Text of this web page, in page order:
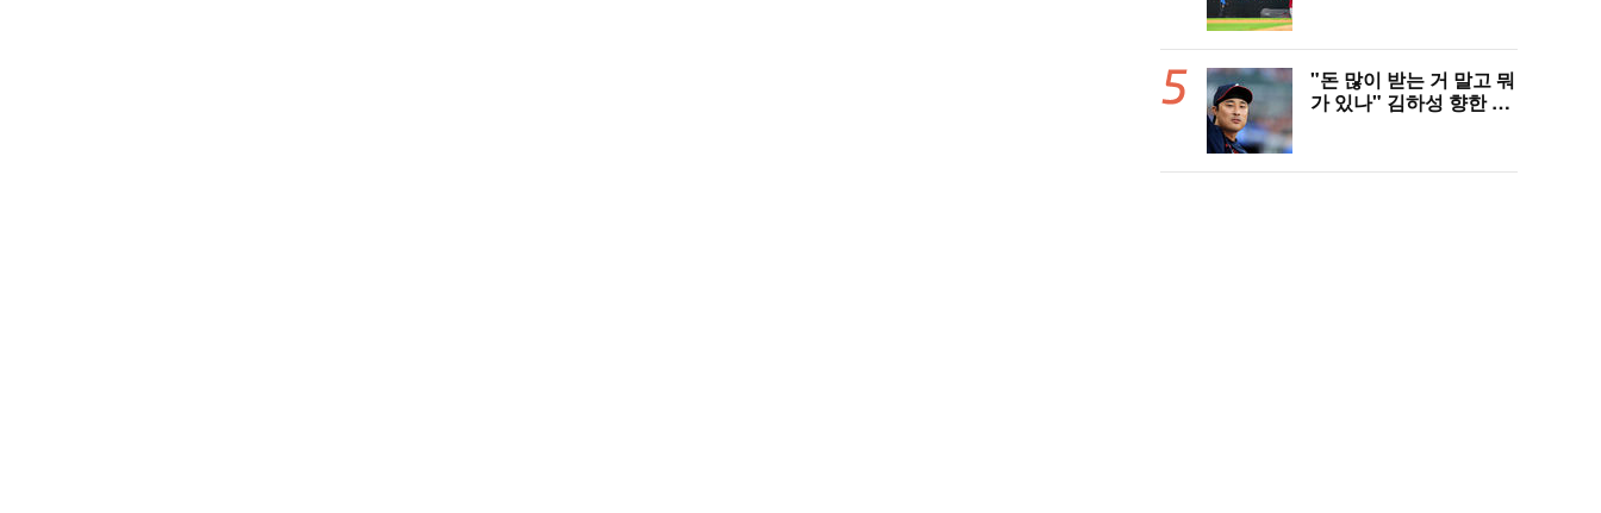
경기 취소 가능할까
"돈 많이 받는 거 말고 뭐
가 있나" 김하성 향한 현
판